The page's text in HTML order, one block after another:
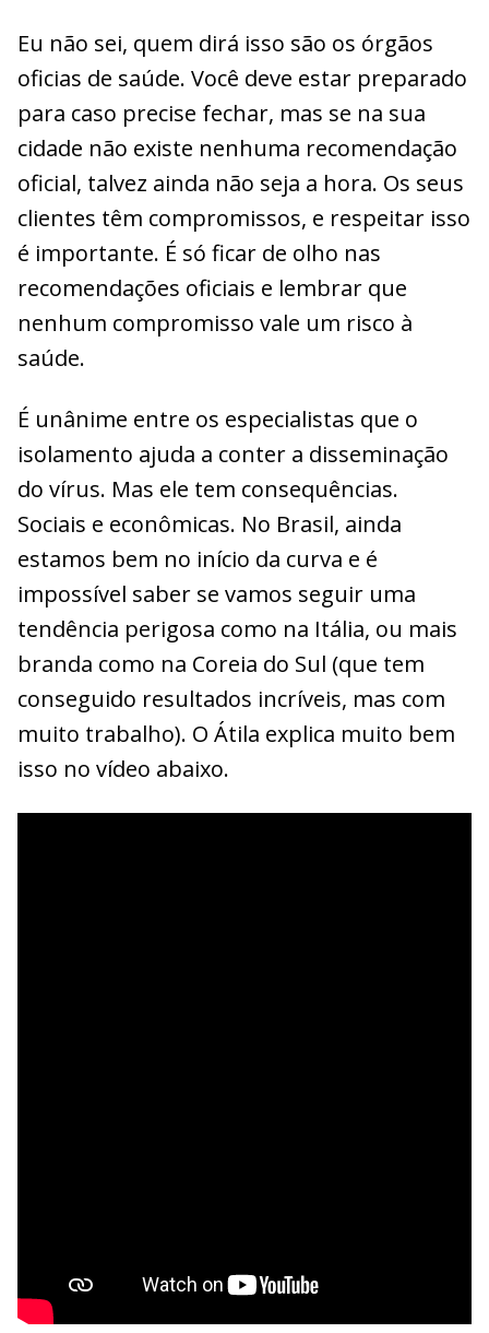
Eu não sei, quem dirá isso são os órgãos
oficias de saúde. Você deve estar preparado
para caso precise fechar, mas se na sua
cidade não existe nenhuma recomendação
oficial, talvez ainda não seja a hora. Os seus
clientes têm compromissos, e respeitar isso
é importante. É só ficar de olho nas
recomendações oficiais e lembrar que
nenhum compromisso vale um risco à
saúde.
É unânime entre os especialistas que o
isolamento ajuda a conter a disseminação
do vírus. Mas ele tem consequências.
Sociais e econômicas. No Brasil, ainda
estamos bem no início da curva e é
impossível saber se vamos seguir uma
tendência perigosa como na Itália, ou mais
branda como na Coreia do Sul (que tem
conseguido resultados incríveis, mas com
muito trabalho). O Átila explica muito bem
isso no vídeo abaixo.